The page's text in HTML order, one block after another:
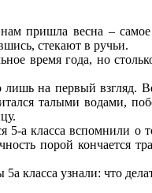
пришла весна –
стекают в ручьи.
время года, но
на первый взгляд.
талыми водами,
а класса вспомнили о
порой кончается
класса узнали: что